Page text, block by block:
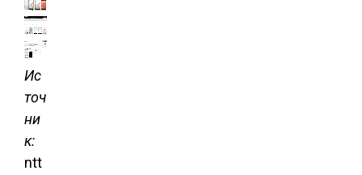
Ис
точ
ни
к:
ntt